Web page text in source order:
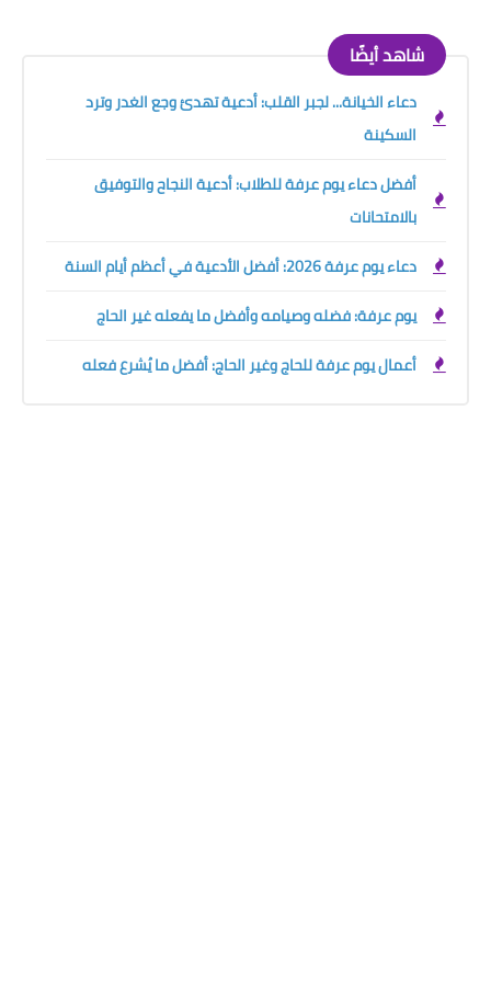
شاهد أيضًا
دعاء الخيانة... لجبر القلب: أدعية تهدئ وجع الغدر وترد
السكينة
أفضل دعاء يوم عرفة للطلاب: أدعية النجاح والتوفيق
بالامتحانات
دعاء يوم عرفة 2026: أفضل الأدعية في أعظم أيام السنة
يوم عرفة: فضله وصيامه وأفضل ما يفعله غير الحاج
أعمال يوم عرفة للحاج وغير الحاج: أفضل ما يُشرع فعله